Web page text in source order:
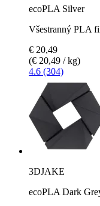
ecoPLA Silver
Všestranný PLA
€ 20,49
(€ 20,49 / kg)
4.6 (304)
3DJAKE
ecoPLA Dark